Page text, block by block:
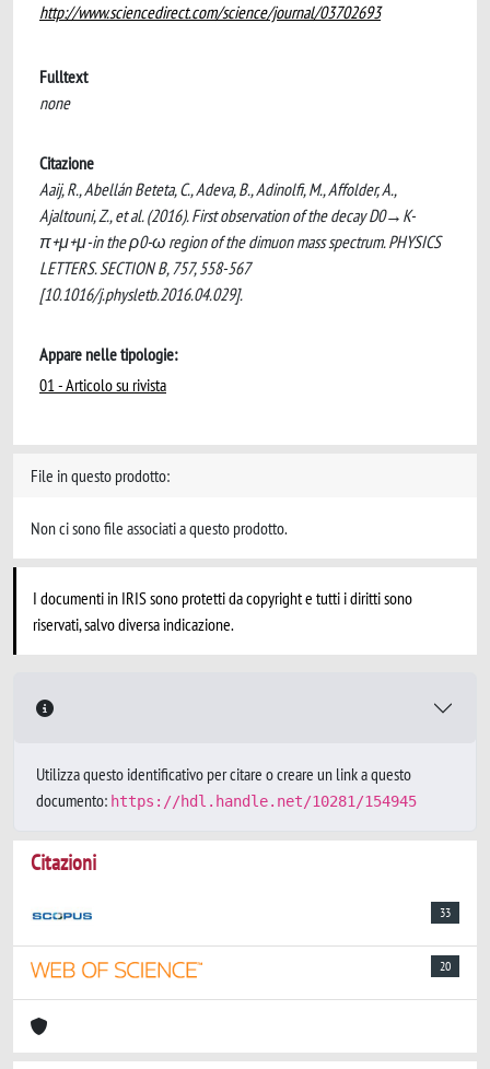
http://www.sciencedirect.com/science/journal/03702693
Fulltext
none
Citazione
Aaij, R., Abellán Beteta, C., Adeva, B., Adinolfi, M., Affolder, A.,
Ajaltouni, Z., et al. (2016). First observation of the decay D0→K-
π+μ+μ-in the ρ0-ω region of the dimuon mass spectrum. PHYSICS
LETTERS. SECTION B, 757, 558-567
[10.1016/j.physletb.2016.04.029].
Appare nelle tipologie:
01 - Articolo su rivista
File in questo prodotto:
Non ci sono file associati a questo prodotto.
I documenti in IRIS sono protetti da copyright e tutti i diritti sono
riservati, salvo diversa indicazione.
Utilizza questo identificativo per citare o creare un link a questo
documento: https://hdl.handle.net/10281/154945
Citazioni
33
20